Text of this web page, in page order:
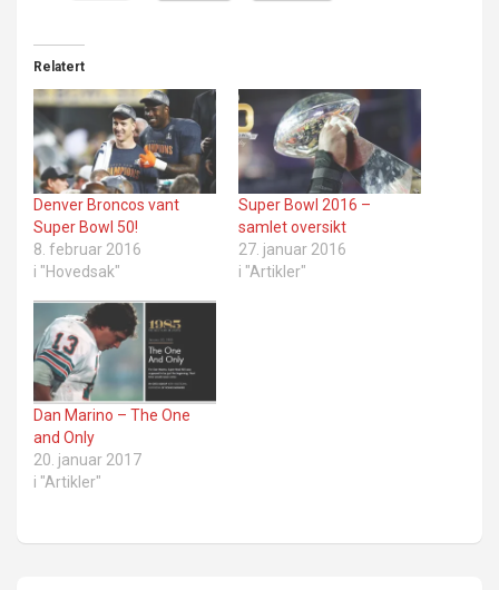
Relatert
Denver Broncos vant
Super Bowl 50!
8. februar 2016
i "Hovedsak"
Super Bowl 2016 –
samlet oversikt
27. januar 2016
i "Artikler"
Dan Marino – The One
and Only
20. januar 2017
i "Artikler"